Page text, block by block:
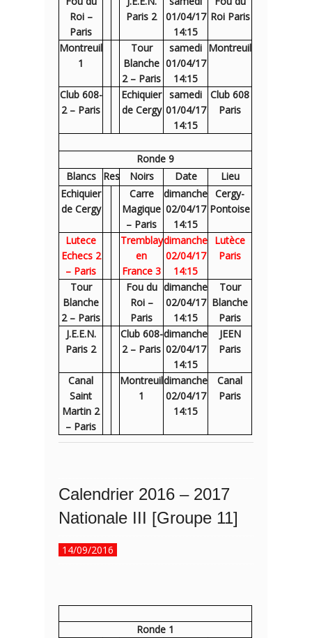
Roi –
Paris
Paris 2
01/04/17
14:15
Roi Paris
Montreuil
1
Tour
Blanche
2 – Paris
samedi
01/04/17
14:15
Montreuil
Club 608-
2 – Paris
Echiquier
de Cergy
samedi
01/04/17
14:15
Club 608
Paris
Ronde 9
Blancs
Res Noirs Date
Lieu
Echiquier
de Cergy
Carre
Magique
– Paris
dimanche
02/04/17
14:15
Cergy-
Pontoise
Lutece
Echecs 2
– Paris
Tremblay
en
France 3
dimanche
02/04/17
14:15
Lutèce
Paris
Tour
Blanche
2 – Paris
Fou du
Roi –
Paris
dimanche
02/04/17
14:15
Tour
Blanche
Paris
J.E.E.N.
Paris 2
Club 608-
2 – Paris
dimanche
02/04/17
14:15
JEEN
Paris
Canal
Saint
Martin 2
– Paris
Montreuil
1
dimanche
02/04/17
14:15
Canal
Paris
Calendrier 2016 – 2017
Nationale III [Groupe 11]
14/09/2016
Ronde 1